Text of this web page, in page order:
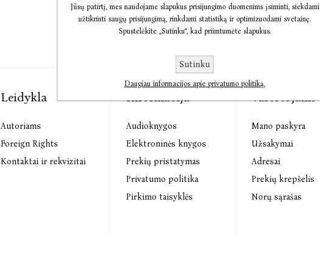
Leidykla
Autoriams
Foreign Rights
Kontaktai ir rekvizitai
Informacija
Audioknygos
Elektroninės knygos
Prekių pristatymas
Privatumo politika
Pirkimo taisyklės
Vartotojams
Mano paskyra
Užsakymai
Adresai
Prekių krepšelis
Norų sąrašas
Jūsų patirtį, mes naudojame slapukus prisijungimo duomenims įsiminti, siekdami
užtikrinti saugų prisijungimą, rinkdami statistiką ir optimizuodami svetainę.
Spustelėkite „Sutinku“, kad priimtumėte slapukus.
Sutinku
Daugiau informacijos apie privatumo politiką.